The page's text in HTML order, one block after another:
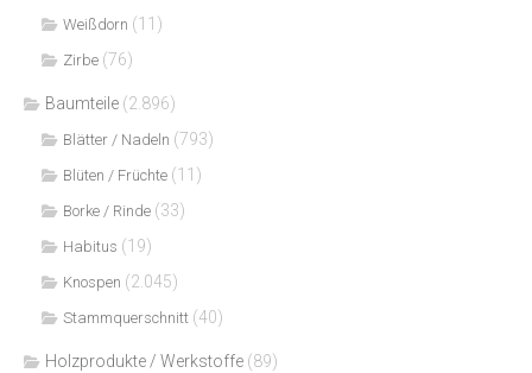
Weißdorn (11)
Zirbe (76)
Baumteile (2.896)
Blätter / Nadeln (793)
Blüten / Früchte (11)
Borke / Rinde (33)
Habitus (19)
Knospen (2.045)
Stammquerschnitt (40)
Holzprodukte / Werkstoffe (89)